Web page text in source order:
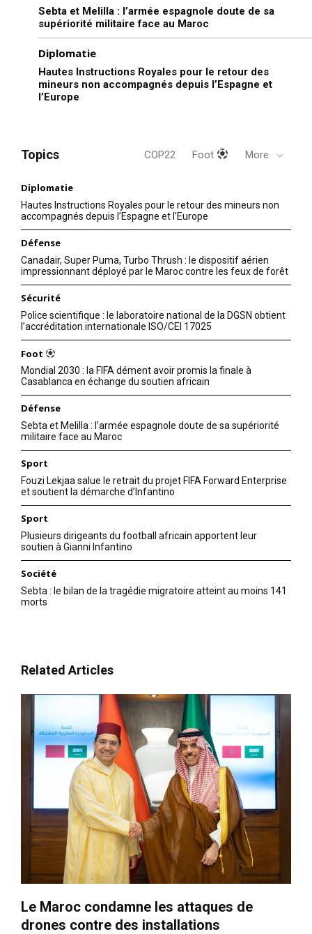
Sebta et Melilla : l’armée espagnole doute de sa
supériorité militaire face au Maroc
Diplomatie
Hautes Instructions Royales pour le retour des
mineurs non accompagnés depuis l’Espagne et
l’Europe
Topics COP22 Foot More
Diplomatie
Hautes Instructions Royales pour le retour des mineurs non
accompagnés depuis l’Espagne et l’Europe
Défense
Canadair, Super Puma, Turbo Thrush : le dispositif aérien
impressionnant déployé par le Maroc contre les feux de forêt
Sécurité
Police scientifique : le laboratoire national de la DGSN obtient
l’accréditation internationale ISO/CEI 17025
Foot
Mondial 2030 : la FIFA dément avoir promis la finale à
Casablanca en échange du soutien africain
Défense
Sebta et Melilla : l’armée espagnole doute de sa supériorité
militaire face au Maroc
Sport
Fouzi Lekjaa salue le retrait du projet FIFA Forward Enterprise
et soutient la démarche d’Infantino
Sport
Plusieurs dirigeants du football africain apportent leur
soutien à Gianni Infantino
Société
Sebta : le bilan de la tragédie migratoire atteint au moins 141
morts
Related Articles
Le Maroc condamne les attaques de
drones contre des installations